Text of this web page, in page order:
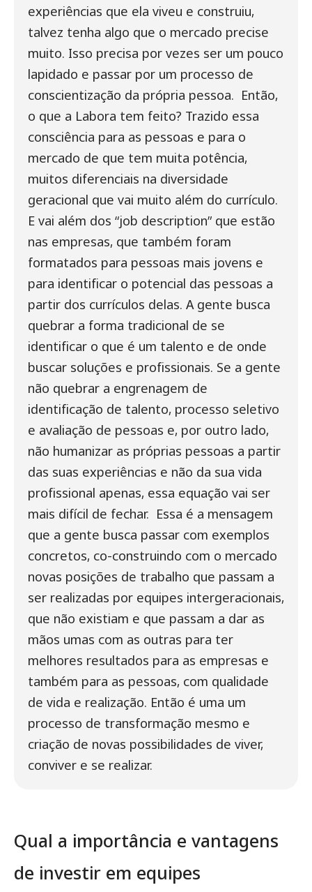
experiências que ela viveu e construiu,
talvez tenha algo que o mercado precise
muito. Isso precisa por vezes ser um pouco
lapidado e passar por um processo de
conscientização da própria pessoa. Então,
o que a Labora tem feito? Trazido essa
consciência para as pessoas e para o
mercado de que tem muita potência,
muitos diferenciais na diversidade
geracional que vai muito além do currículo.
E vai além dos “job description” que estão
nas empresas, que também foram
formatados para pessoas mais jovens e
para identificar o potencial das pessoas a
partir dos currículos delas. A gente busca
quebrar a forma tradicional de se
identificar o que é um talento e de onde
buscar soluções e profissionais. Se a gente
não quebrar a engrenagem de
identificação de talento, processo seletivo
e avaliação de pessoas e, por outro lado,
não humanizar as próprias pessoas a partir
das suas experiências e não da sua vida
profissional apenas, essa equação vai ser
mais difícil de fechar. Essa é a mensagem
que a gente busca passar com exemplos
concretos, co-construindo com o mercado
novas posições de trabalho que passam a
ser realizadas por equipes intergeracionais,
que não existiam e que passam a dar as
mãos umas com as outras para ter
melhores resultados para as empresas e
também para as pessoas, com qualidade
de vida e realização. Então é uma um
processo de transformação mesmo e
criação de novas possibilidades de viver,
conviver e se realizar.
Qual a importância e vantagens
de investir em equipes